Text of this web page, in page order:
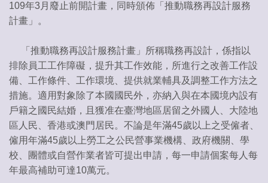
109年3月廢止前開計畫，同時頒佈「推動職務再設計服務
計畫」。
「推動職務再設計服務計畫」所稱職務再設計，係指以
排除員工工作障礙，提升其工作效能，所進行之改善工作設
備、工作條件、工作環境、提供就業輔具及調整工作方法之
措施。適用對象除了本國國民外，亦納入與在本國境內設有
戶籍之國民結婚，且獲准在臺灣地區居留之外國人、大陸地
區人民、香港或澳門居民。不論是年滿45歲以上之受僱者、
僱用年滿45歲以上勞工之公民營事業機構、政府機關、學
校、團體或自營作業者皆可提出申請，每一申請個案每人每
年最高補助可達10萬元。